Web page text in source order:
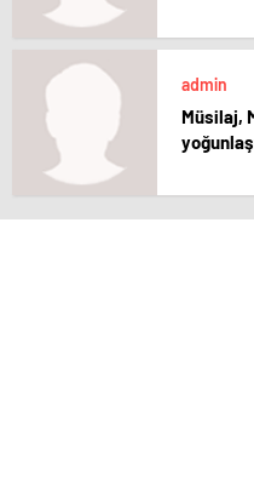
admin
Müsilaj,